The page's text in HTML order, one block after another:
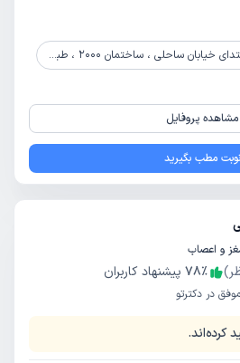
ساحلی ، ساختمان 2000 ، طبقه هفتم
مشاهده پروفایل
نوبت مطب بگیرید
و اعصاب
78٪
پیشنهاد کاربران
در دکترتو
کرده‌اند.